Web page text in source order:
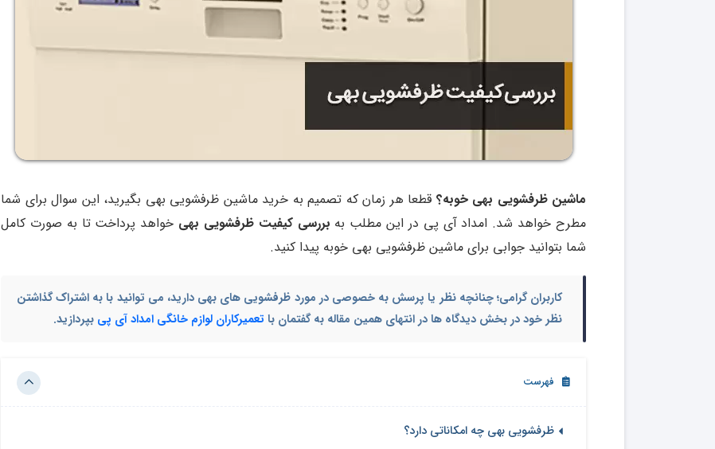
ماشین ظرفشویی بهی خوبه؟ قطعا هر زمان که تصمیم به خرید ماشین ظرفشویی بهی بگیرید، این سوال برای شما
مطرح خواهد شد. امداد آی پی در این مطلب به بررسی کیفیت ظرفشویی بهی خواهد پرداخت تا به صورت کامل
شما بتوانید جوابی برای ماشین ظرفشویی بهی خوبه پیدا کنید.
کاربران گرامی؛ چنانچه نظر یا پرسش به خصوصی در مورد ظرفشویی های بهی دارید، می توانید با به اشتراک گذاشتن
نظر خود در بخش دیدگاه ها در انتهای همین مقاله به گفتمان با تعمیرکاران لوازم خانگی امداد آی پی بپردازید.
فهرست
ظرفشویی بهی چه امکاناتی دارد؟